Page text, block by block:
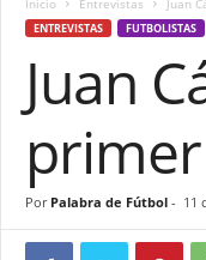
Inicio Entrevistas Juan
ENTREVISTAS FUTBOLISTAS
Juan
Por Palabra de Fútbol - 11